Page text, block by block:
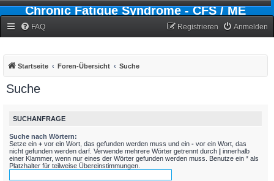
Chronic Fatigue Syndrome - CFS / ME
FAQ Anmelden
Registrieren
Startseite Foren-Übersicht Suche
Suche
SUCHANFRAGE
Suche nach Wörtern:
Setze ein + vor ein Wort, das gefunden werden muss und ein - vor ein Wort, das
nicht gefunden werden darf. Verwende mehrere Wörter getrennt durch | innerhalb
einer Klammer, wenn nur eines der Wörter gefunden werden muss. Benutze ein * als
Platzhalter für teilweise Übereinstimmungen.